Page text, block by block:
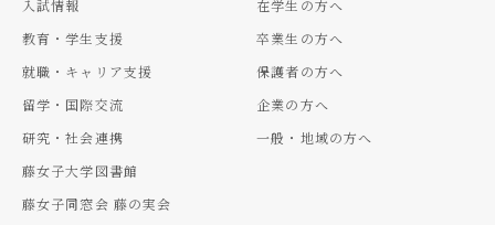
入試情報
教育・学生支援
就職・キャリア支援
留学・国際交流
研究・社会連携
藤女子大学図書館
藤女子同窓会 藤の実会
在学生の方へ
卒業生の方へ
保護者の方へ
企業の方へ
一般・地域の方へ